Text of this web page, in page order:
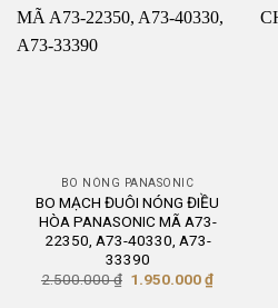
BO NÓNG PANASONIC
BO MẠCH ĐUÔI NÓNG ĐIỀU
HÒA PANASONIC MÃ A73-
22350, A73-40330, A73-
33390
2.500.000₫ Giá
1.950.000₫Giá